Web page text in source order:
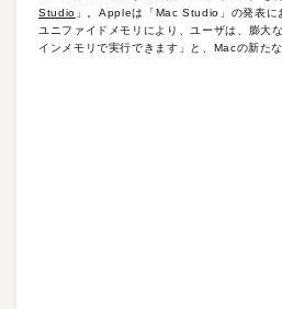
Studio 」。Appleは「Mac Studio」の発表に
ユニファイドメモリにより、ユーザは、膨大
インメモリで実行できます」と、Macの新た